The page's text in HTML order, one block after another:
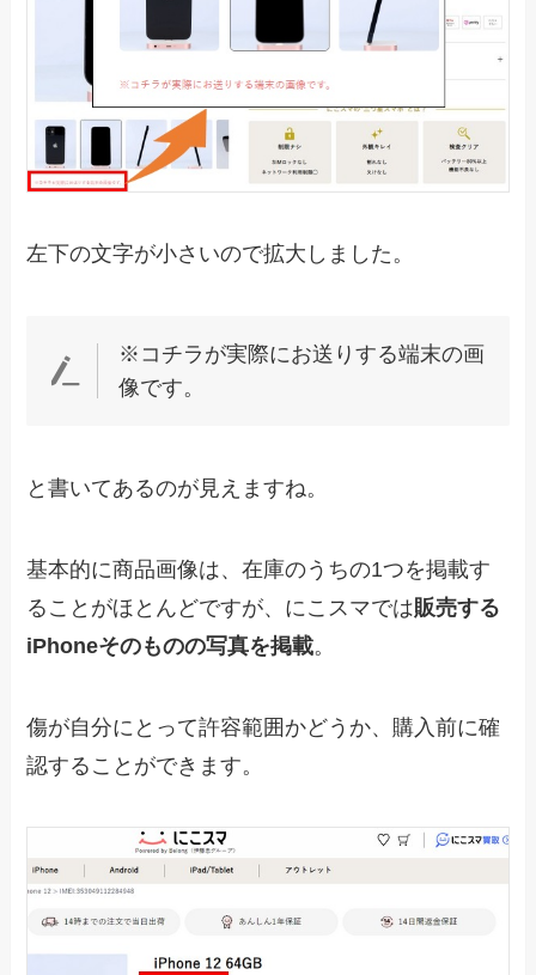
左下の文字が小さいので拡大しました。
※コチラが実際にお送りする端末の画
像です。
と書いてあるのが見えますね。
基本的に商品画像は、在庫のうちの1つを掲載す
ることがほとんどですが、にこスマでは販売する
iPhoneそのものの写真を掲載。
傷が自分にとって許容範囲かどうか、購入前に確
認することができます。